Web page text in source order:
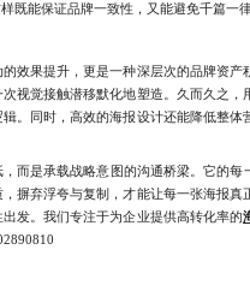
能保证品牌一致性，又能避免千篇一
果提升，更是一种深层次的品牌资产
视觉接触潜移默化地塑造。久而久之
。同时，高效的海报设计还能降低整
是承载战略意图的沟通桥梁。它的每
摒弃浮夸与复制，才能让每一张海报
发。我们专注于为企业提供高转化率的